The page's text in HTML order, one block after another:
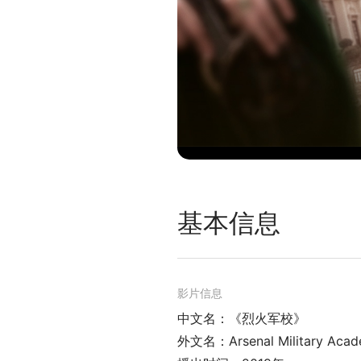
基本信息
影片信息
中文名：《烈火军校》
外文名：Arsenal Military